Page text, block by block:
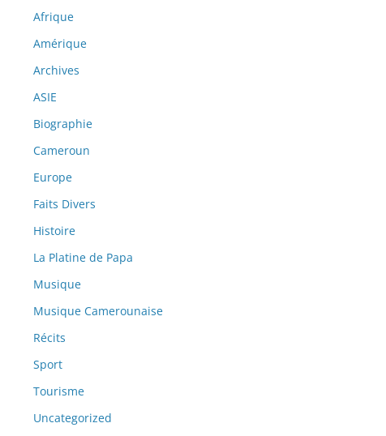
Afrique
Amérique
Archives
ASIE
Biographie
Cameroun
Europe
Faits Divers
Histoire
La Platine de Papa
Musique
Musique Camerounaise
Récits
Sport
Tourisme
Uncategorized